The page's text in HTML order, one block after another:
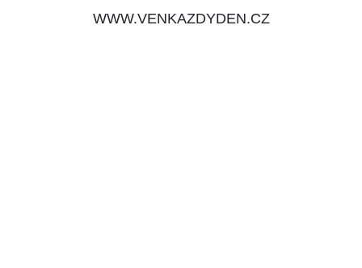
WWW.VENKAZDYDEN.CZ